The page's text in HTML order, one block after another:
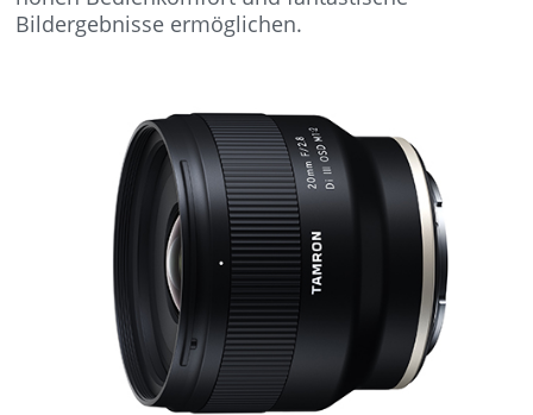
Bildergebnisse ermöglichen.